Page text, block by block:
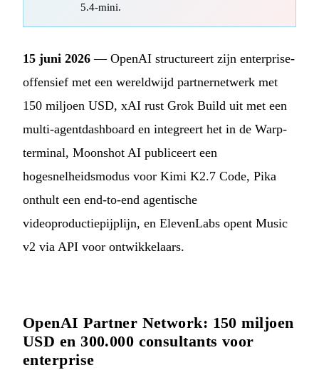
5.4-mini.
15 juni 2026 — OpenAI structureert zijn enterprise-
offensief met een wereldwijd partnernetwerk met
150 miljoen USD, xAI rust Grok Build uit met een
multi-agentdashboard en integreert het in de Warp-
terminal, Moonshot AI publiceert een
hogesnelheidsmodus voor Kimi K2.7 Code, Pika
onthult een end-to-end agentische
videoproductiepijplijn, en ElevenLabs opent Music
v2 via API voor ontwikkelaars.
OpenAI Partner Network: 150 miljoen
USD en 300.000 consultants voor
enterprise